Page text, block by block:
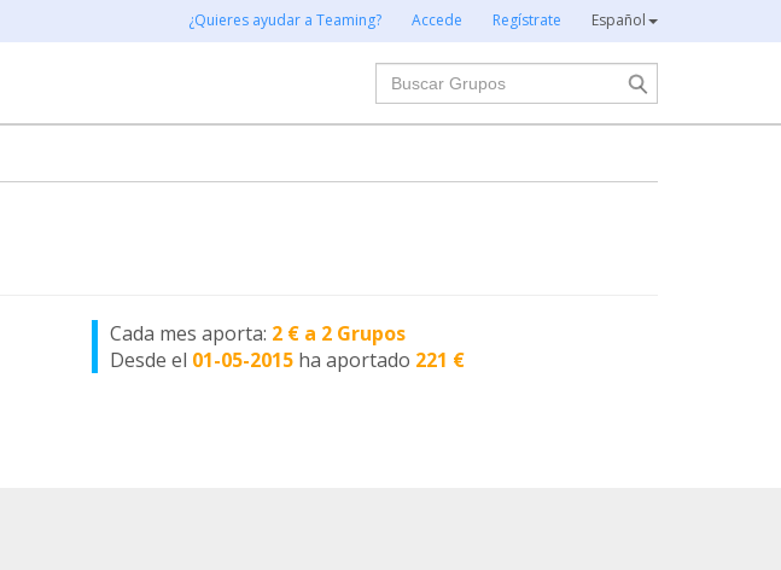
¿Quieres ayudar a Teaming? Accede Regístrate Español
Buscar
Cada mes aporta: 2 € a 2 Grupos
Desde el 01-05-2015 ha aportado 221 €